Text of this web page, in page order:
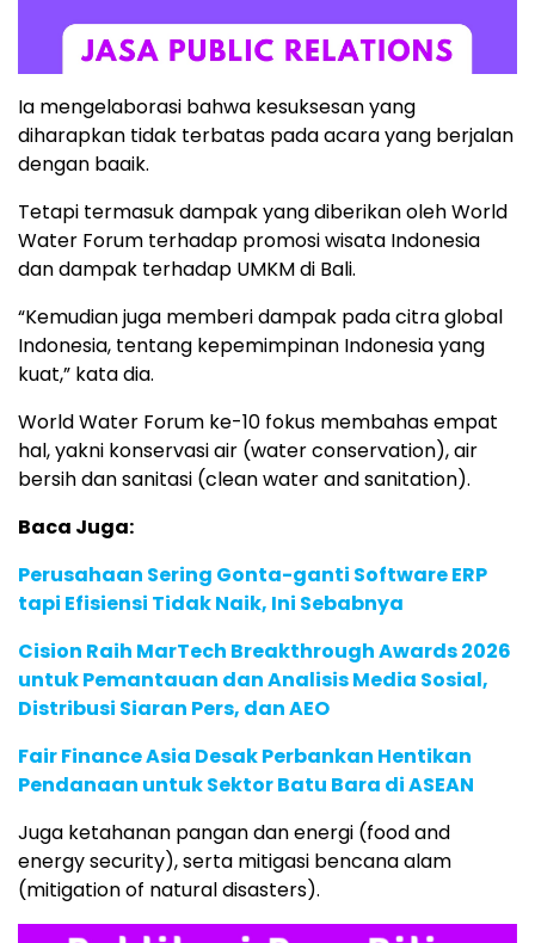
Ia mengelaborasi bahwa kesuksesan yang
diharapkan tidak terbatas pada acara yang berjalan
dengan baaik.
Tetapi termasuk dampak yang diberikan oleh World
Water Forum terhadap promosi wisata Indonesia
dan dampak terhadap UMKM di Bali.
“Kemudian juga memberi dampak pada citra global
Indonesia, tentang kepemimpinan Indonesia yang
kuat,” kata dia.
World Water Forum ke-10 fokus membahas empat
hal, yakni konservasi air (water conservation), air
bersih dan sanitasi (clean water and sanitation).
Baca Juga:
Perusahaan Sering Gonta-ganti Software ERP
tapi Efisiensi Tidak Naik, Ini Sebabnya
Cision Raih MarTech Breakthrough Awards 2026
untuk Pemantauan dan Analisis Media Sosial,
Distribusi Siaran Pers, dan AEO
Fair Finance Asia Desak Perbankan Hentikan
Pendanaan untuk Sektor Batu Bara di ASEAN
Juga ketahanan pangan dan energi (food and
energy security), serta mitigasi bencana alam
(mitigation of natural disasters).